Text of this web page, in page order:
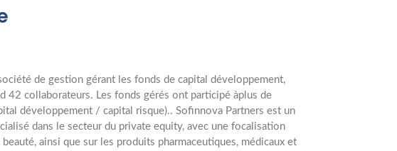
de gestion gérant les fonds de capital développement,
42 collaborateurs. Les fonds gérés ont participé àplus de
développement / capital risque).. Sofinnova Partners est un
dans le secteur du private equity, avec une focalisation
ainsi que sur les produits pharmaceutiques, médicaux et